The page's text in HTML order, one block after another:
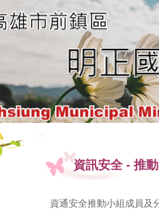
:::
資訊安全- 推
資通安全推動小組成員及